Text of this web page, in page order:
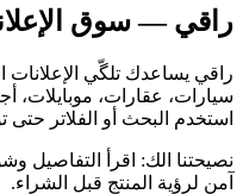
راقي — سوق
راقي يساعدك تلگّي الإعلانات
سيارات، عقارات، موبايلات،
استخدم البحث أو الفلاتر
نصيحتنا الك: اقرأ
آمن لرؤية المنتج قبل الشراء.